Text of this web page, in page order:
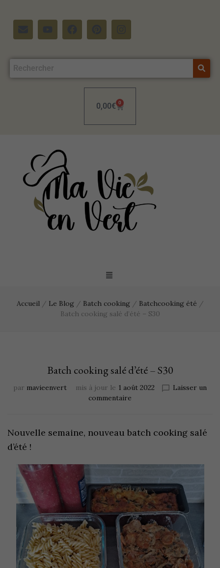
0,00€ 0
Accueil / Le Blog / Batch cooking / Batchcooking été /
Batch cooking salé d’été – S30
Batch cooking salé d’été – S30
par mavieenvert mis à jour le 1 août 2022
Laisser un
commentaire
Nouvelle semaine, nouveau batch cooking salé
d’été !